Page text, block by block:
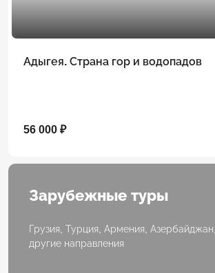
Адыгея. Страна гор и водопадов
56 000 ₽
Зарубежные туры
Грузия, Турция, Армения,
другие направления